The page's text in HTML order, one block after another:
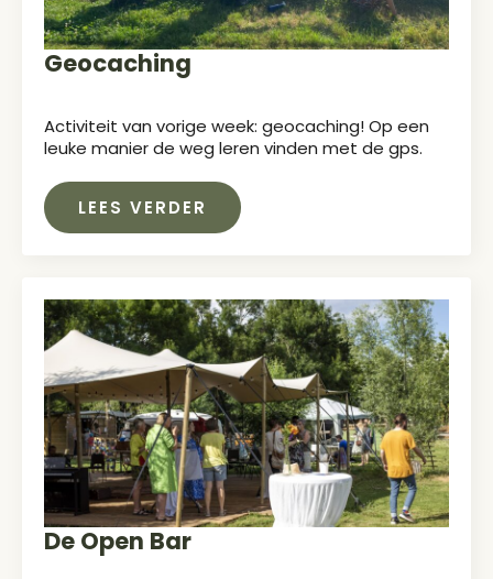
Geocaching
Activiteit van vorige week: geocaching! Op een
leuke manier de weg leren vinden met de gps.
LEES VERDER
De Open Bar